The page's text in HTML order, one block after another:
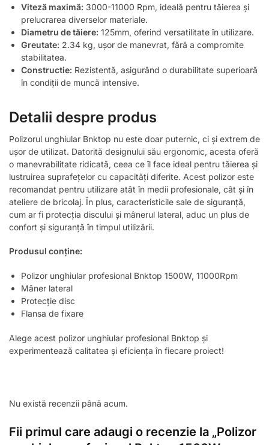
Viteză maximă: 3000-11000 Rpm, ideală pentru tăierea și
prelucrarea diverselor materiale.
Diametru de tăiere: 125mm, oferind versatilitate în utilizare.
Greutate: 2.34 kg, ușor de manevrat, fără a compromite
stabilitatea.
Constructie: Rezistentă, asigurând o durabilitate superioară
în condiții de muncă intensive.
Detalii despre produs
Polizorul unghiular Bnktop nu este doar puternic, ci și extrem de
ușor de utilizat. Datorită designului său ergonomic, acesta oferă
o manevrabilitate ridicată, ceea ce îl face ideal pentru tăierea și
lustruirea suprafețelor cu capacități diferite. Acest polizor este
recomandat pentru utilizare atât în medii profesionale, cât și în
ateliere de bricolaj. În plus, caracteristicile sale de siguranță,
cum ar fi protecția discului și mânerul lateral, aduc un plus de
confort și siguranță în timpul utilizării.
Produsul conține:
Polizor unghiular profesional Bnktop 1500W, 11000Rpm
Mâner lateral
Protecție disc
Flansa de fixare
Alege acest polizor unghiular profesional Bnktop și
experimentează calitatea și eficiența în fiecare proiect!
Nu există recenzii până acum.
Fii primul care adaugi o recenzie la „Polizor